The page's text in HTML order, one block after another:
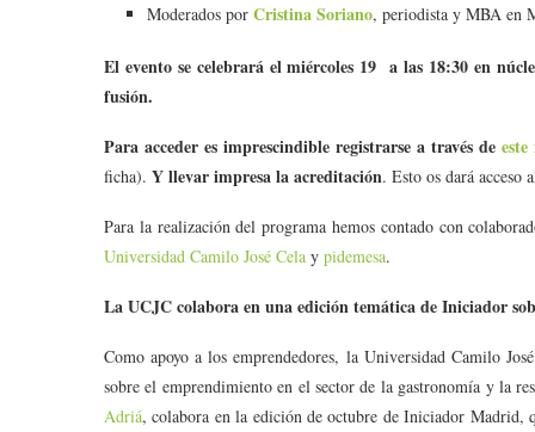
Moderados por Cristina Soriano, periodista y MBA en
El evento se celebrará el miércoles 19 a las 18:30 en
fusión.
Para acceder es imprescindible registrarse a través de
ficha). Y llevar impresa la acreditación. Esto os dará acceso
Para la realización del programa hemos contado con
Universidad Camilo José Cela y pidemesa.
La UCJC colabora en una edición temática de Iniciador
Como apoyo a los emprendedores, la Universidad Camilo
sobre el emprendimiento en el sector de la gastronomía y la
Adriá, colabora en la edición de octubre de Iniciador Madrid,